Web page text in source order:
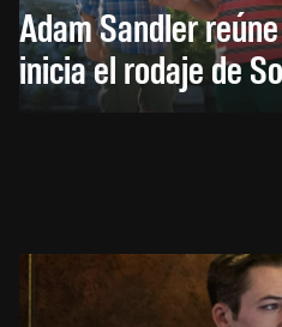
Adam Sandler
inicia el rodaje de